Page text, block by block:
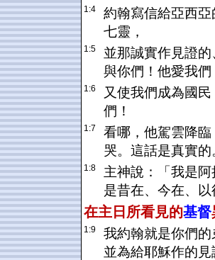
1:4
約翰寫信給亞西
七靈，
1:5
並那誠實作見證
與你們！他愛我
1:6
又使我們成為國
們！
1:7
看哪，他駕雲降
哭。這話是真實的
1:8
主神說：「我是
是昔在、今在、
在主日所看見的基督
1:9
我約翰就是你們
並為給耶穌作的